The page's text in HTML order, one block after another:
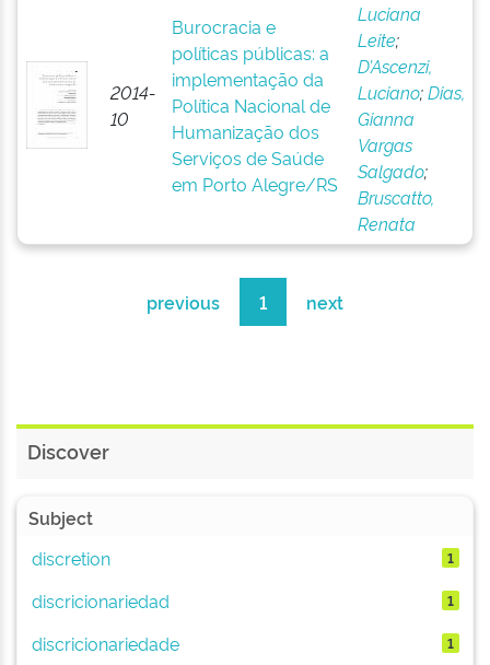
2014-
10
Burocracia e
políticas públicas: a
implementação da
Política Nacional de
Humanização dos
Serviços de Saúde
em Porto Alegre/RS
Luciana
Leite;
D’Ascenzi,
Luciano;Dias,
Gianna
Vargas
Salgado;
Bruscatto,
Renata
previous 1 next
Discover
Subject
discretion
1
discricionariedad 1
discricionariedade 1